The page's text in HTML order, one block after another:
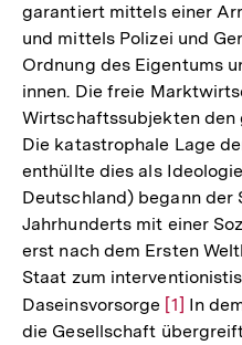
garantiert mittels einer
und mittels Polizei und
Ordnung des Eigentums
innen. Die freie
Wirtschaftssubjekten den
Die katastrophale Lage
enthüllte dies als
Deutschland) begann der
Jahrhunderts mit einer
erst nach dem Ersten
Staat zum
Daseinsvorsorge Zur
[1] In
die Gesellschaft